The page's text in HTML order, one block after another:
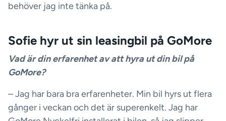
behöver jag inte tänka på.
Sofie hyr ut sin leasingbil på GoMore
Vad är din erfarenhet av att hyra ut din bil på
GoMore?
– Jag har bara bra erfarenheter. Min bil hyrs ut flera
gånger i veckan och det är superenkelt. Jag har